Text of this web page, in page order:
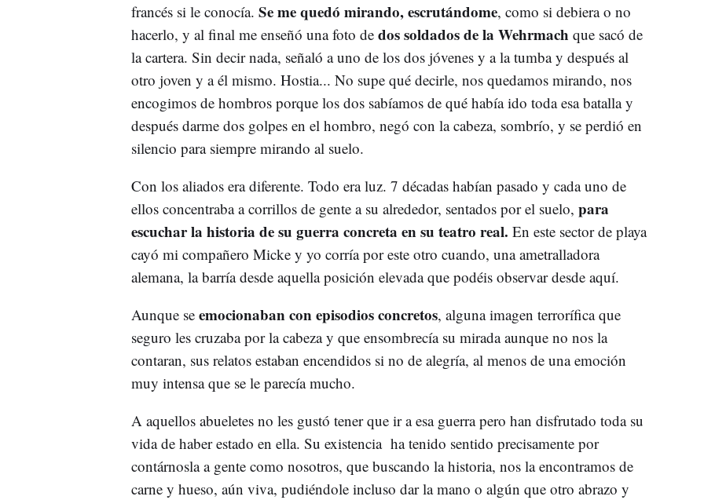
francés si le conocía. Se me quedó mirando, escrutándome, como si debiera o no
hacerlo, y al final me enseñó una foto de dos soldados de la Wehrmach que sacó de
la cartera. Sin decir nada, señaló a uno de los dos jóvenes y a la tumba y después al
otro joven y a él mismo. Hostia... No supe qué decirle, nos quedamos mirando, nos
encogimos de hombros porque los dos sabíamos de qué había ido toda esa batalla y
después darme dos golpes en el hombro, negó con la cabeza, sombrío, y se perdió en
silencio para siempre mirando al suelo.
Con los aliados era diferente. Todo era luz. 7 décadas habían pasado y cada uno de
ellos concentraba a corrillos de gente a su alrededor, sentados por el suelo, para
escuchar la historia de su guerra concreta en su teatro real. En este sector de playa
cayó mi compañero Micke y yo corría por este otro cuando, una ametralladora
alemana, la barría desde aquella posición elevada que podéis observar desde aquí.
Aunque se emocionaban con episodios concretos, alguna imagen terrorífica que
seguro les cruzaba por la cabeza y que ensombrecía su mirada aunque no nos la
contaran, sus relatos estaban encendidos si no de alegría, al menos de una emoción
muy intensa que se le parecía mucho.
A aquellos abueletes no les gustó tener que ir a esa guerra pero han disfrutado toda su
vida de haber estado en ella. Su existencia ha tenido sentido precisamente por
contárnosla a gente como nosotros, que buscando la historia, nos la encontramos de
carne y hueso, aún viva, pudiéndole incluso dar la mano o algún que otro abrazo y